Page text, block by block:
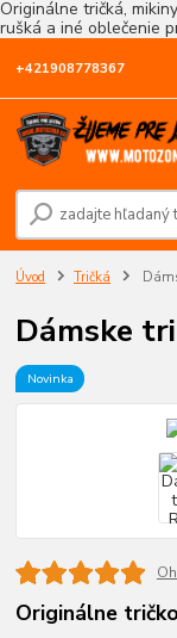
Originálne tričká,
rušká a iné oblečenie
+421908778367
Úvod Tričká
Dámske
Novinka
Originálne